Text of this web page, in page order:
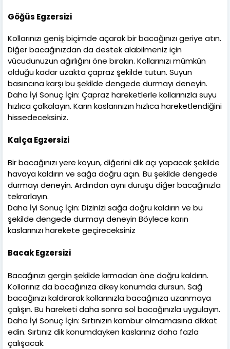
Göğüs Egzersizi
Kollarınızı geniş biçimde açarak bir bacağınızı geriye atın.
Diğer bacağınızdan da destek alabilmeniz için
vücudunuzun ağırlığını öne bırakın. Kollarınızı mümkün
olduğu kadar uzakta çapraz şekilde tutun. Suyun
basıncına karşı bu şekilde dengede durmayı deneyin.
Daha İyi Sonuç İçin: Çapraz hareketlerle kollarınızla suyu
hızlıca çalkalayın. Karın kaslarınızın hızlıca hareketlendiğini
hissedeceksiniz.
Kalça Egzersizi
Bir bacağınızı yere koyun, diğerini dik açı yapacak şekilde
havaya kaldırın ve sağa doğru açın. Bu şekilde dengede
durmayı deneyin. Ardından aynı duruşu diğer bacağınızla
tekrarlayın.
Daha İyi Sonuç İçin: Dizinizi sağa doğru kaldırın ve bu
şekilde dengede durmayı deneyin Böylece karın
kaslarınızı harekete geçireceksiniz
Bacak Egzersizi
Bacağınızı gergin şekilde kırmadan öne doğru kaldırın.
Kollarınız da bacağınıza dikey konumda dursun. Sağ
bacağınızı kaldırarak kollarınızla bacağınıza uzanmaya
çalışın. Bu hareketi daha sonra sol bacağınızla uygulayın.
Daha İyi Sonuç İçin: Sırtınızın kambur olmamasına dikkat
edin. Sırtınız dik konumdayken kaslarınız daha fazla
çalışacak.